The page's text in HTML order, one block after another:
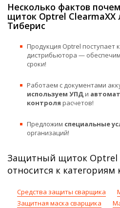
Несколько фактов
щиток Optrel ClearmaXX
Тиберис
Продукция Optrel поступает
дистрибьютора —
сроки!
Работаем с документами
используем УПДи
контроля расчетов!
Предложим специальные
организаций!
Защитный щиток Optrel
относится к категориям
Средства защиты сварщика
Защитная маска сварщика